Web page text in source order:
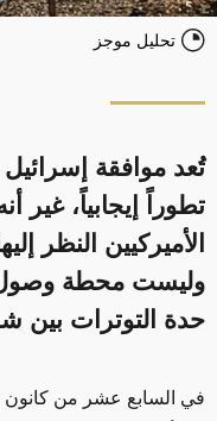
تحليل موجز
تُعد موافقة إسرائيل
تطوراً إيجابياً، غير
الأميركيين النظر
وليست محطة وصول
حدة التوترات بين
في السابع عشر من كانون